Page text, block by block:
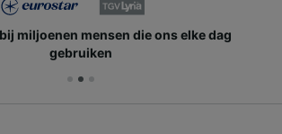
miljoenen mensen die ons elke dag
gebruiken